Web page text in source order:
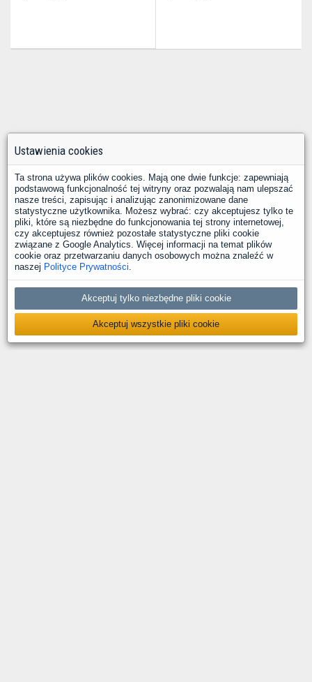
Ustawienia cookies
Ta strona używa plików cookies. Mają one dwie funkcje: zapewniają
podstawową funkcjonalność tej witryny oraz pozwalają nam ulepszać
nasze treści, zapisując i analizując zanonimizowane dane
statystyczne użytkownika. Możesz wybrać: czy akceptujesz tylko te
pliki, które są niezbędne do funkcjonowania tej strony internetowej,
czy akceptujesz również pozostałe statystyczne pliki cookie
związane z Google Analytics. Więcej informacji na temat plików
cookie oraz przetwarzaniu danych osobowych można znaleźć w
naszej Polityce Prywatności.
Akceptuj tylko niezbędne pliki cookie
Akceptuj wszystkie pliki cookie